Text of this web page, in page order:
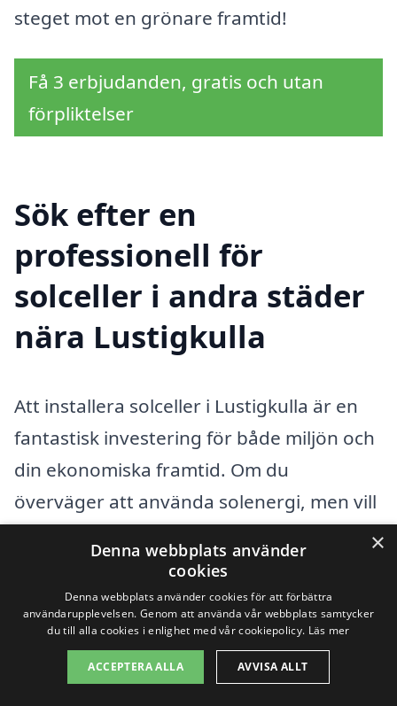
steget mot en grönare framtid!
Få 3 erbjudanden, gratis och utan
förpliktelser
Sök efter en
professionell för
solceller i andra städer
nära Lustigkulla
Att installera solceller i Lustigkulla är en
fantastisk investering för både miljön och
din ekonomiska framtid. Om du
överväger att använda solenergi, men vill
jämföra alternativ och priser, kan det vara
en bra idé att undersöka företag som
erbjuder solcellslösningar även i
närliggande städer. Genom att göra detta
kan du hitta professionella som har
erfarenhet och kunskap för att hjälpa dig
×
Denna webbplats använder
cookies
Denna webbplats använder cookies för att förbättra
användarupplevelsen. Genom att använda vår webbplats samtycker
du till alla cookies i enlighet med vår cookiepolicy. Läs mer
ACCEPTERA ALLA AVVISA ALLT